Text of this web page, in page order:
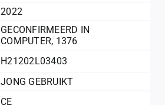
2022
GECONFIRMEERD IN
COMPUTER, 1376
H21202L03403
JONG GEBRUIKT
CE